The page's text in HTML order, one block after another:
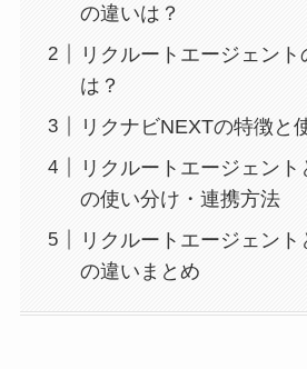
の違いは？
リクルートエージェン
は？
リクナビNEXTの特徴と
リクルートエージェン
の使い分け・連携方法
リクルートエージェン
の違いまとめ